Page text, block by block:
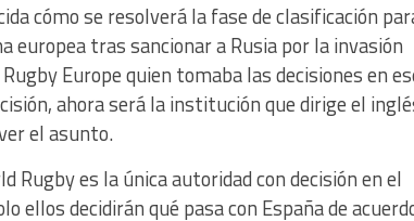
cómo se resolverá la fase de clasificación
europea tras sancionar a Rusia por la invasión
Europe quien tomaba las decisiones en
ahora será la institución que dirige el
el asunto.
Rugby es la única autoridad con decisión en el
ellos decidirán qué pasa con España de